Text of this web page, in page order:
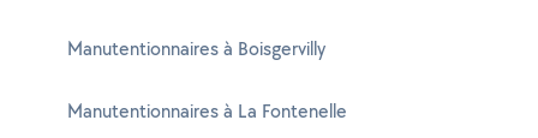
Manutentionnaires à Boisgervilly
Manutentionnaires à La Fontenelle